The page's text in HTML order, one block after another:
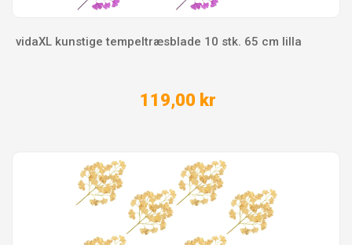
vidaXL kunstige tempeltræsblade 10 stk. 65 cm lilla
119,00 kr